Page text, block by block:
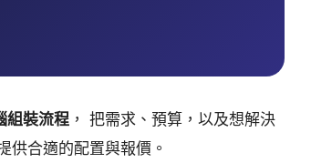
組裝流程 ， 把需求、預算，以及想解決
供合適的配置與報價。